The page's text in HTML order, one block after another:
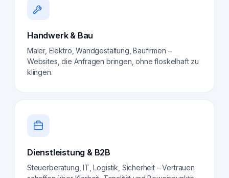
Handwerk & Bau
Maler, Elektro, Wandgestaltung, Baufirmen –
Websites, die Anfragen bringen, ohne floskelhaft zu
klingen.
Dienstleistung & B2B
Steuerberatung, IT, Logistik, Sicherheit – Vertrauen